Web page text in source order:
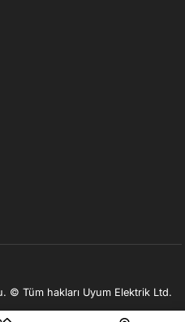
© Tüm hakları Uyum Elektrik Ltd.